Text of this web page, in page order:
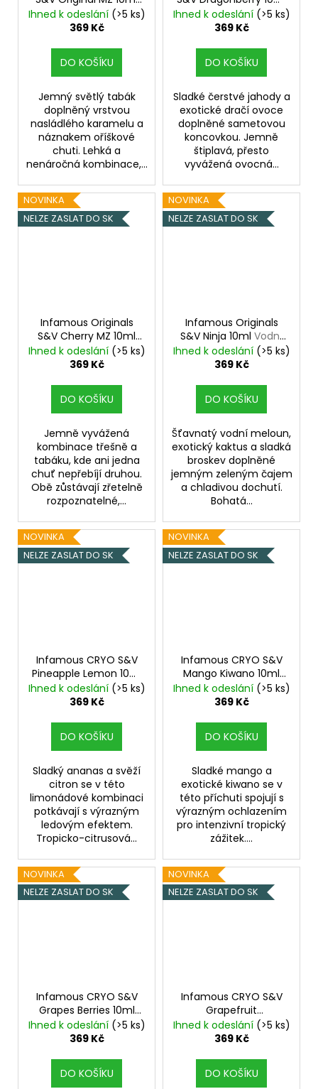
Oříškový tabák s
karamelem
Ihned k odeslání (>5 ks)
369 Kč
DO KOŠÍKU
Jemný světlý tabák
doplněný vrstvou
nasládlého karamelu a
náznakem oříškové
chuti. Lehká a
nenáročná kombinace,...
Jahody s dračím
ovocem
Ihned k odeslání (>5 ks)
369 Kč
DO KOŠÍKU
Sladké čerstvé jahody a
exotické dračí ovoce
doplněné sametovou
koncovkou. Jemně
štiplavá, přesto
vyvážená ovocná...
NOVINKA
NELZE ZASLAT DO SK
Infamous Originals
S&V Cherry MZ 10ml
Třešňový tabák
Ihned k odeslání (>5 ks)
369 Kč
DO KOŠÍKU
Jemně vyvážená
kombinace třešně a
tabáku, kde ani jedna
chuť nepřebíjí druhou.
Obě zůstávají zřetelně
rozpoznatelné,...
NOVINKA
NELZE ZASLAT DO SK
Infamous Originals
S&V Ninja 10ml Vodní
meloun s kaktusem,
broskví a čajem
Ihned k odeslání (>5 ks)
369 Kč
DO KOŠÍKU
Šťavnatý vodní meloun,
exotický kaktus a sladká
broskev doplněné
jemným zeleným čajem
a chladivou dochutí.
Bohatá...
NOVINKA
NELZE ZASLAT DO SK
Infamous CRYO S&V
Pineapple Lemon 10ml
Ledový ananas s
citrónem
Ihned k odeslání (>5 ks)
369 Kč
DO KOŠÍKU
Sladký ananas a svěží
citron se v této
limonádové kombinaci
potkávají s výrazným
ledovým efektem.
Tropicko-citrusová...
NOVINKA
NELZE ZASLAT DO SK
Infamous CRYO S&V
Mango Kiwano 10ml
Chladivé Kiwano s
mangem
Ihned k odeslání (>5 ks)
369 Kč
DO KOŠÍKU
Sladké mango a
exotické kiwano se v
této příchuti spojují s
výrazným ochlazením
pro intenzivní tropický
zážitek....
NOVINKA
NELZE ZASLAT DO SK
Infamous CRYO S&V
Grapes Berries 10ml
Ledové hroznové víno
s lesními plody
Ihned k odeslání (>5 ks)
369 Kč
DO KOŠÍKU
NOVINKA
NELZE ZASLAT DO SK
Infamous CRYO S&V
Grapefruit
Blackcurrant 10ml
vychlazený grep s
Ihned k odeslání (>5 ks)
369 Kč
DO KOŠÍKU